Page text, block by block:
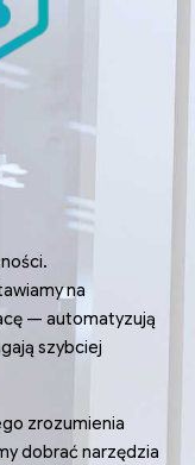
na
— automatyzują
szybciej
zrozumienia
dobrać narzędzia